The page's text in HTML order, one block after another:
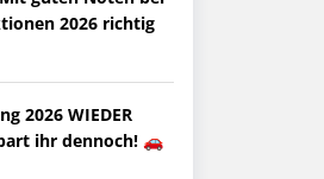
2026 richtig
2026 WIEDER
ihr dennoch! 🚗